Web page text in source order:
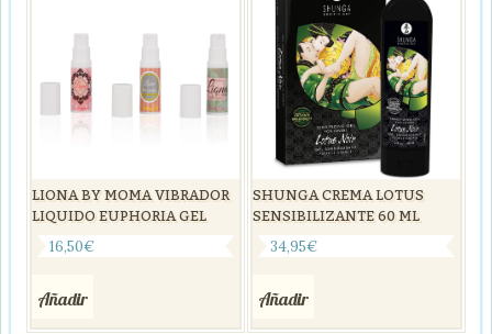
LIONA BY MOMA VIBRADOR
LIQUIDO EUPHORIA GEL
16,50€
Añadir
SHUNGA CREMA LOTUS
SENSIBILIZANTE 60 ML
34,95€
Añadir